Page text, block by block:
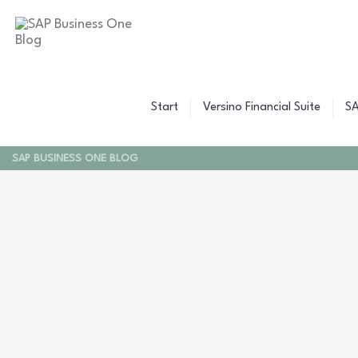
Start Versino Financial Suite
SAP BUSINESS ONE BLOG